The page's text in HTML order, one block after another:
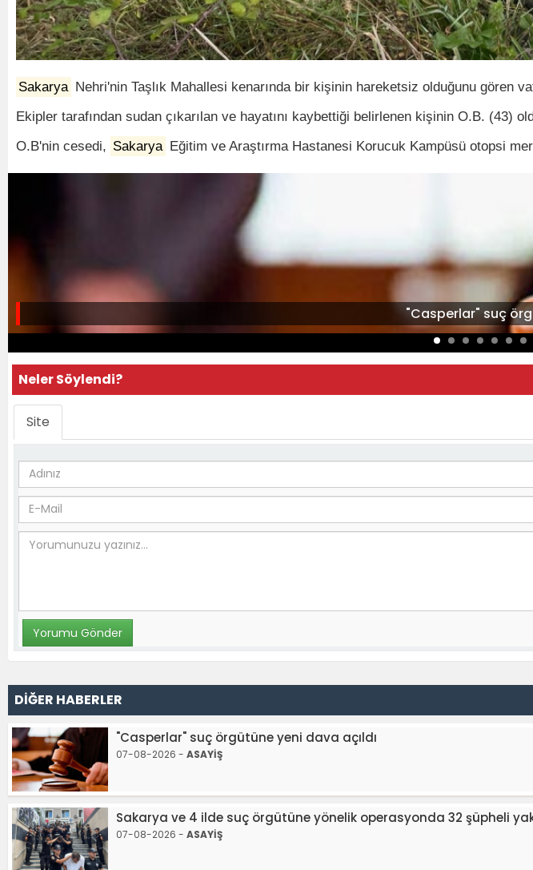
Sakarya Nehri'nin Taşlık Mahallesi kenarında bir kişinin hareketsiz olduğunu gören
Ekipler tarafından sudan çıkarılan ve hayatını kaybettiği belirlenen kişinin O.B. (43)
O.B'nin cesedi, Sakarya Eğitim ve Araştırma Hastanesi Korucuk Kampüsü otopsi
"Casperlar" suç
Neler Söylendi?
Site
DİĞER HABERLER
"Casperlar" suç örgütüne yeni dava açıldı
07-08-2026 - ASAYİŞ
Sakarya ve 4 ilde suç örgütüne yönelik operasyonda 32 şüpheli
07-08-2026 - ASAYİŞ